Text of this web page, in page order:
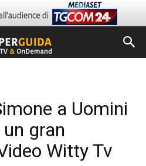
a Uomini
un gran
Witty Tv